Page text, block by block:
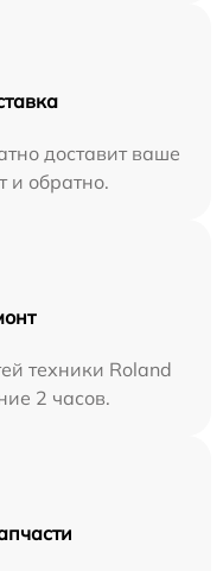
доставит ваше
и обратно.
техники Roland
2 часов.